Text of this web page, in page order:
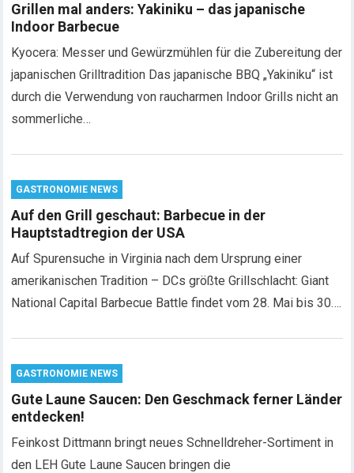
Grillen mal anders: Yakiniku – das japanische
Indoor Barbecue
Kyocera: Messer und Gewürzmühlen für die Zubereitung der
japanischen Grilltradition Das japanische BBQ „Yakiniku“ ist
durch die Verwendung von raucharmen Indoor Grills nicht an
sommerliche…
GASTRONOMIE NEWS
Auf den Grill geschaut: Barbecue in der
Hauptstadtregion der USA
Auf Spurensuche in Virginia nach dem Ursprung einer
amerikanischen Tradition – DCs größte Grillschlacht: Giant
National Capital Barbecue Battle findet vom 28. Mai bis 30….
GASTRONOMIE NEWS
Gute Laune Saucen: Den Geschmack ferner Länder
entdecken!
Feinkost Dittmann bringt neues Schnelldreher-Sortiment in
den LEH Gute Laune Saucen bringen die